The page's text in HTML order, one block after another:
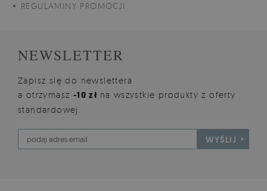
REGULAMINY PROMOCJI
NEWSLETTER
Zapisz się do newslettera
a otrzymasz -10 zł na wszystkie produkty z oferty
standardowej.
WYŚLIJ